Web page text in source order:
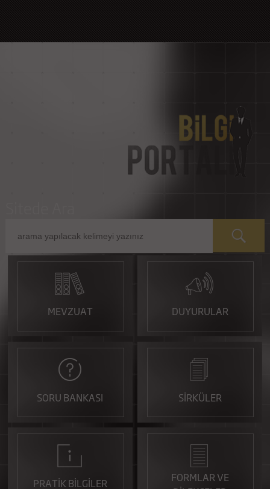
MEVZUAT DUYURULAR
SORU BANKASI SİRKÜLER
PRATİK BİLGİLER
FORMLAR VE